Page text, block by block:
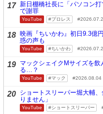
17 新日棚橋社長に「パソコン
で謝罪
YouTube プロレス
18 映画『ちいかわ』初日9.3億
惑の声も
YouTube ちいかわ
19 マックシェイクMサイズを
る…？
YouTube マック 2026.08.04
20 ショートスリーパー堀大輔
りません」
YouTube ショートスリーパー